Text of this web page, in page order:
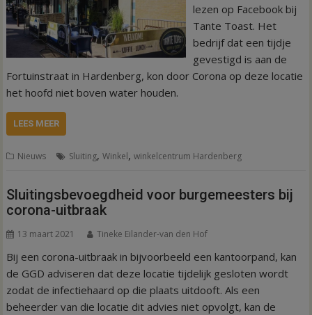
lezen op Facebook bij
Tante Toast. Het
bedrijf dat een tijdje
gevestigd is aan de
Fortuinstraat in Hardenberg, kon door Corona op deze locatie
het hoofd niet boven water houden.
LEES MEER
Nieuws Sluiting,Winkel,winkelcentrum Hardenberg
Sluitingsbevoegdheid voor burgemeesters bij
corona-uitbraak
13 maart 2021 Tineke Eilander-van den Hof
Bij een corona-uitbraak in bijvoorbeeld een kantoorpand, kan
de GGD adviseren dat deze locatie tijdelijk gesloten wordt
zodat de infectiehaard op die plaats uitdooft. Als een
beheerder van die locatie dit advies niet opvolgt, kan de